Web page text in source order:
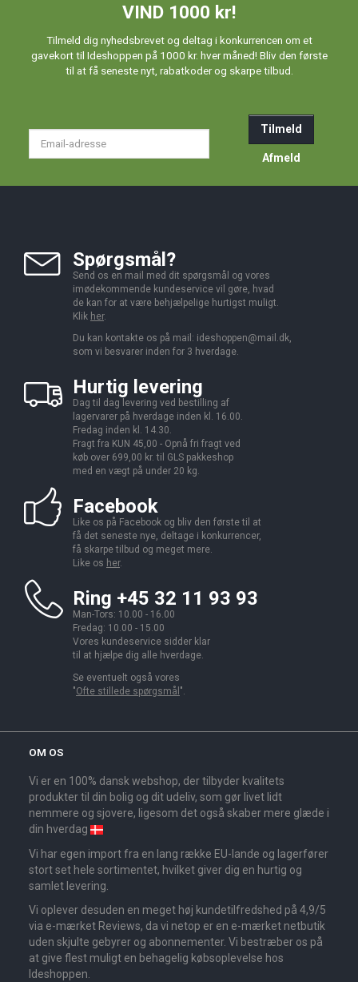
VIND 1000 kr!
Tilmeld dig nyhedsbrevet og deltag i konkurrencen om et
gavekort til Ideshoppen på 1000 kr. hver måned! Bliv den første
til at få seneste nyt, rabatkoder og skarpe tilbud.
Tilmeld
Afmeld
Spørgsmål?
Send os en mail med dit spørgsmål og vores
imødekommende kundeservice vil gøre, hvad
de kan for at være behjælpelige hurtigst muligt.
Klik her.
Du kan kontakte os på mail: ideshoppen@mail.dk,
som vi besvarer inden for 3 hverdage.
Hurtig levering
Dag til dag levering ved bestilling af
lagervarer på hverdage inden kl. 16.00.
Fredag inden kl. 14.30.
Fragt fra KUN 45,00 - Opnå fri fragt ved
køb over 699,00 kr. til GLS pakkeshop
med en vægt på under 20 kg.
Facebook
Like os på Facebook og bliv den første til at
få det seneste nye, deltage i konkurrencer,
få skarpe tilbud og meget mere.
Like os her.
Ring +45 32 11 93 93
Man-Tors: 10.00 - 16.00
Fredag: 10.00 - 15.00
Vores kundeservice sidder klar
til at hjælpe dig alle hverdage.
Se eventuelt også vores
"Ofte stillede spørgsmål ".
OM OS
Vi er en 100% dansk webshop, der tilbyder kvalitets
produkter til din bolig og dit udeliv, som gør livet lidt
nemmere og sjovere, ligesom det også skaber mere glæde i
din hverdag
Vi har egen import fra en lang række EU-lande og lagerfører
stort set hele sortimentet, hvilket giver dig en hurtig og
samlet levering.
Vi oplever desuden en meget høj kundetilfredshed på 4,9/5
via e-mærket Reviews, da vi netop er en e-mærket netbutik
uden skjulte gebyrer og abonnementer. Vi bestræber os på
at give flest muligt en behagelig købsoplevelse hos
Ideshoppen.